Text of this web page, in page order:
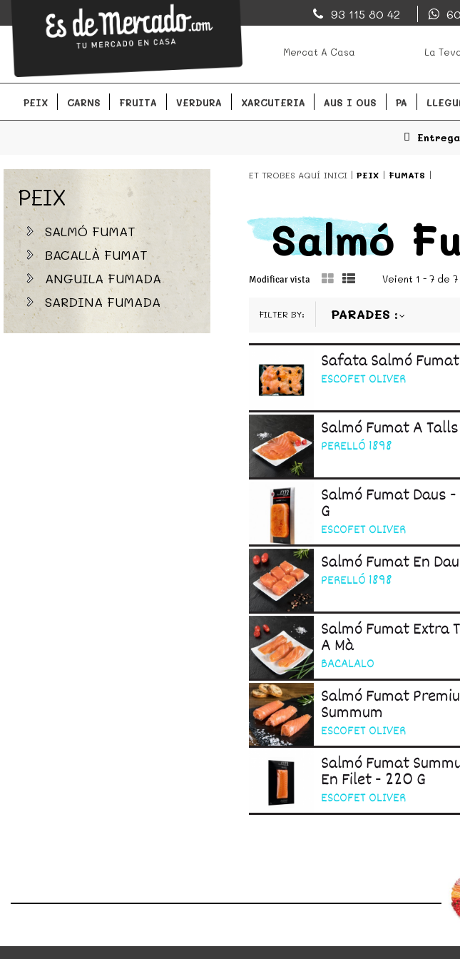
EsDeMercado.com
EsDeMercado.com te lleva a casa los mejores productos de los mejores mercados de
Barcelona y de productores locales.
93 115 80 42
Mercat A Casa La
PEIX CARNS FRUITA VERDURA XARCUTERIA AUS I OUS PA
ET TROBES AQUÍ INICI PEIX FUMATS
Salmó
Modificar vista Veient 1 - 7 de
FILTER BY: PARADES
Safata Salmó Fumat
ESCOFET OLIVER
Salmó Fumat A Talls
PERELLÓ 1898
Salmó Fumat Daus
G
ESCOFET OLIVER
Salmó Fumat En
PERELLÓ 1898
Salmó Fumat Extra
A Mà
BACALALO
Salmó Fumat
Summum
ESCOFET OLIVER
Salmó Fumat
En Filet - 220 G
ESCOFET OLIVER
PEIX
SALMÓ FUMAT
BACALLÀ FUMAT
ANGUILA FUMADA
SARDINA FUMADA